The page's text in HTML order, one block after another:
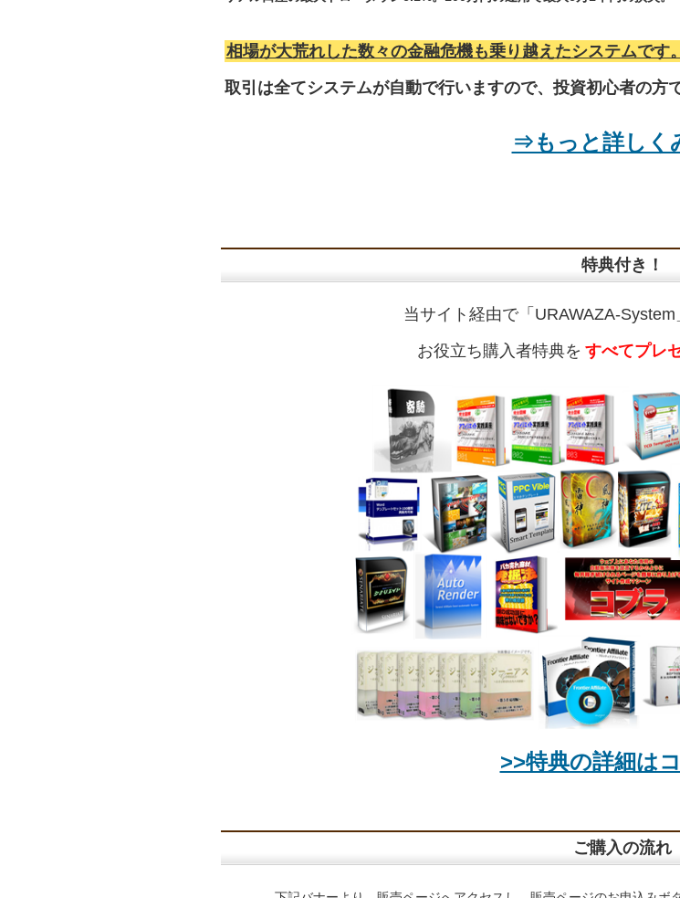
相場が大荒れした数々の金融危機も乗り越えたシステムです。
取引は全てシステムが自動で行いますので、投資初心者の方
⇒もっと詳しく
特典付き！
当サイト経由で「URAWAZA-System
お役立ち購入者特典を すべてプレ
>>特典の詳細は
ご購入の流れ